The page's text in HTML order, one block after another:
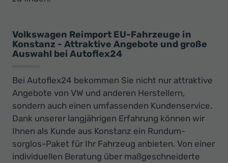
Volkswagen Reimport EU-Fahrzeuge in
Konstanz - Attraktive Angebote und große
Auswahl bei Autoflex24
Bei Autoflex24 bekommen Sie nicht nur attraktive
Angebote von VW und anderen Herstellern,
sondern auch einen umfassenden Kundenservice.
Dank unserer langjährigen Erfahrung können wir
Ihnen als Kunde aus Konstanz ein Rundum-
sorglos-Paket für Ihr Fahrzeug anbieten. Von einer
individuellen Beratung über maßgeschneiderte